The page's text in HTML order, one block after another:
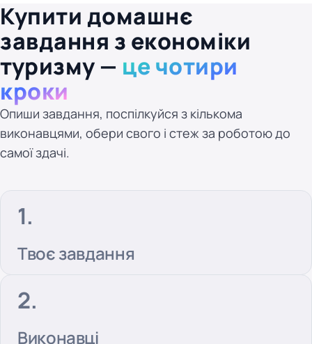
Купити домашнє
завдання з економіки
туризму — це чотири
кроки
Опиши завдання, поспілкуйся з кількома
виконавцями, обери свого і стеж за роботою до
самої здачі.
Твоє завдання
Виконавці